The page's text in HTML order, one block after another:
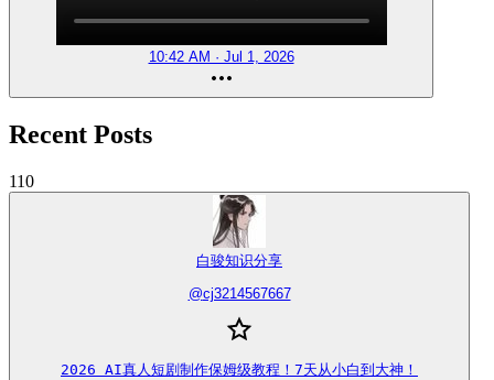
10:42 AM · Jul 1, 2026
Recent Posts
110
白骏知识分享
@cj3214567667
2026 AI真人短剧制作保姆级教程！7天从小白到大神！